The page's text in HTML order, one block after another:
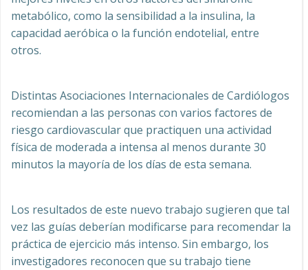
metabólico, como la sensibilidad a la insulina, la
capacidad aeróbica o la función endotelial, entre
otros.
Distintas Asociaciones Internacionales de Cardiólogos
recomiendan a las personas con varios factores de
riesgo cardiovascular que practiquen una actividad
física de moderada a intensa al menos durante 30
minutos la mayoría de los días de esta semana.
Los resultados de este nuevo trabajo sugieren que tal
vez las guías deberían modificarse para recomendar la
práctica de ejercicio más intenso. Sin embargo, los
investigadores reconocen que su trabajo tiene